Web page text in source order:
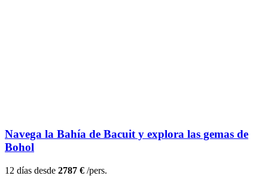
Navega la Bahía de Bacuit y explora las gemas de
Bohol
12 días desde 2787 € /pers.